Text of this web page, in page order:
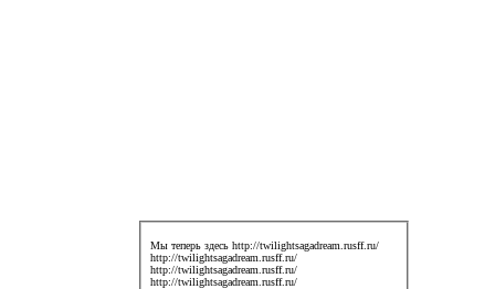
Мы теперь здесь http://twilightsagadream.rusff.ru/
http://twilightsagadream.rusff.ru/
http://twilightsagadream.rusff.ru/
http://twilightsagadream.rusff.ru/